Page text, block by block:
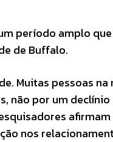
período amplo
de Buffalo.
Muitas pessoas na
não por um declínio
afirmam
nos